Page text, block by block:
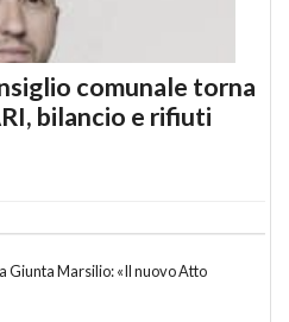
comunale torna
bilancio e rifiuti